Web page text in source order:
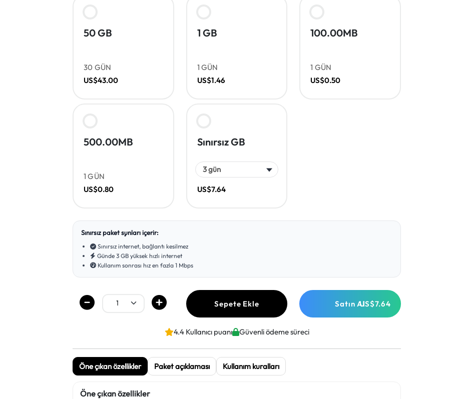
50 GB
30 GÜN
US$43.00
1 GB
1 GÜN
US$1.46
100.00MB
1 GÜN
US$0.50
500.00MB
1 GÜN
US$0.80
Sınırsız GB
US$7.64
Sınırsız paket şunları içerir:
Sınırsız internet, bağlantı kesilmez
Günde 3 GB yüksek hızlı internet
Kullanım sonrası hız en fazla 1 Mbps
Sepete Ekle Satın AlUS$7.64
4.4 Kullanıcı puanı Güvenli ödeme süreci
Öne çıkan özellikler Paket açıklaması Kullanım kuralları
Öne çıkan özellikler